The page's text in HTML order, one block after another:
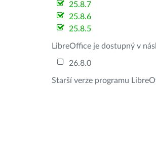
25.8.7
25.8.6
25.8.5
LibreOffice je dostupný v
26.8.0
Starší verze programu